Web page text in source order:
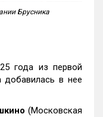
Брусника
года из первой
добавилась в нее
(Московская